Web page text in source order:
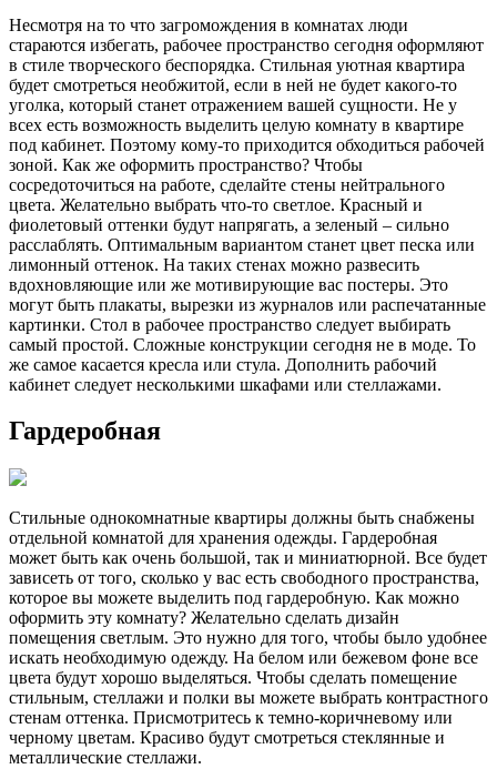
Несмотря на то что загромождения в комнатах люди
стараются избегать, рабочее пространство сегодня оформляют
в стиле творческого беспорядка. Стильная уютная квартира
будет смотреться необжитой, если в ней не будет какого-то
уголка, который станет отражением вашей сущности. Не у
всех есть возможность выделить целую комнату в квартире
под кабинет. Поэтому кому-то приходится обходиться рабочей
зоной. Как же оформить пространство? Чтобы
сосредоточиться на работе, сделайте стены нейтрального
цвета. Желательно выбрать что-то светлое. Красный и
фиолетовый оттенки будут напрягать, а зеленый – сильно
расслаблять. Оптимальным вариантом станет цвет песка или
лимонный оттенок. На таких стенах можно развесить
вдохновляющие или же мотивирующие вас постеры. Это
могут быть плакаты, вырезки из журналов или распечатанные
картинки. Стол в рабочее пространство следует выбирать
самый простой. Сложные конструкции сегодня не в моде. То
же самое касается кресла или стула. Дополнить рабочий
кабинет следует несколькими шкафами или стеллажами.
Гардеробная
Стильные однокомнатные квартиры должны быть снабжены
отдельной комнатой для хранения одежды. Гардеробная
может быть как очень большой, так и миниатюрной. Все будет
зависеть от того, сколько у вас есть свободного пространства,
которое вы можете выделить под гардеробную. Как можно
оформить эту комнату? Желательно сделать дизайн
помещения светлым. Это нужно для того, чтобы было удобнее
искать необходимую одежду. На белом или бежевом фоне все
цвета будут хорошо выделяться. Чтобы сделать помещение
стильным, стеллажи и полки вы можете выбрать контрастного
стенам оттенка. Присмотритесь к темно-коричневому или
черному цветам. Красиво будут смотреться стеклянные и
металлические стеллажи.